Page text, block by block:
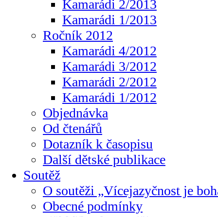
Kamarádi 2/2013
Kamarádi 1/2013
Ročník 2012
Kamarádi 4/2012
Kamarádi 3/2012
Kamarádi 2/2012
Kamarádi 1/2012
Objednávka
Od čtenářů
Dotazník k časopisu
Další dětské publikace
Soutěž
O soutěži „Vícejazyčnost je
Obecné podmínky